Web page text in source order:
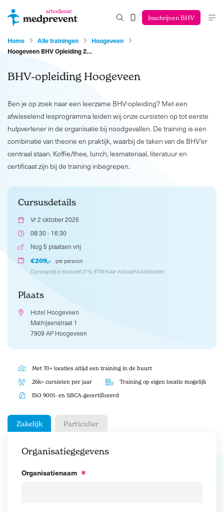
Inschrijven BHV
Home Alle trainingen
Hoogeveen
Hoogeveen BHV Opleiding 2…
BHV-opleiding Hoogeveen
Ben je op zoek naar een leerzame BHV-opleiding? Met een
afwisselend lesprogramma leiden wij onze cursisten op tot eerste
hulpverlener in de organisatie bij noodgevallen. De training is een
combinatie van theorie en praktijk, waarbij de taken van de BHV’er
centraal staan. Koffie/thee, lunch, lesmateriaal, literatuur en
certificaat zijn bij de training inbegrepen.
Cursusdetails
Vr 2 oktober 2026
08:30 - 16:30
Nog 5 plaatsen vrij
€209,-
per persoon
Cursusprijs is exclusief 21% BTW maar inclusief lunchkosten.
Plaats
Hotel Hoogeveen
Mathijsenstraat 1
7909 AP Hoogeveen
Met 70+ locaties altijd een training in de buurt
26k+ cursisten per jaar Training op eigen locatie mogelijk
ISO 9001- en SBCA-gecertificeerd
Zakelijk Particulier
Organisatiegegevens
Organisatienaam